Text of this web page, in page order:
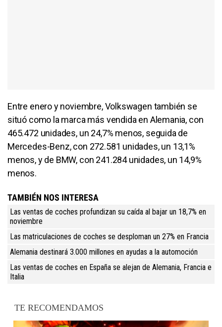
Entre enero y noviembre, Volkswagen también se
situó como la marca más vendida en Alemania, con
465.472 unidades, un 24,7% menos, seguida de
Mercedes-Benz, con 272.581 unidades, un 13,1%
menos, y de BMW, con 241.284 unidades, un 14,9%
menos.
TAMBIÉN NOS INTERESA
Las ventas de coches profundizan su caída al bajar un 18,7% en
noviembre
Las matriculaciones de coches se desploman un 27% en Francia
Alemania destinará 3.000 millones en ayudas a la automoción
Las ventas de coches en España se alejan de Alemania, Francia e
Italia
TE RECOMENDAMOS